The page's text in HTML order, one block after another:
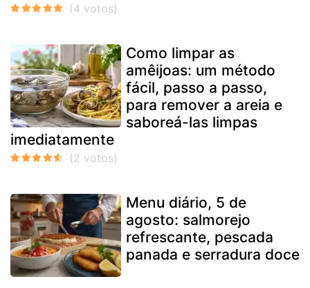
Como limpar as
amêijoas: um método
fácil, passo a passo,
para remover a areia e
saboreá-las limpas
imediatamente
Menu diário, 5 de
agosto: salmorejo
refrescante, pescada
panada e serradura doce